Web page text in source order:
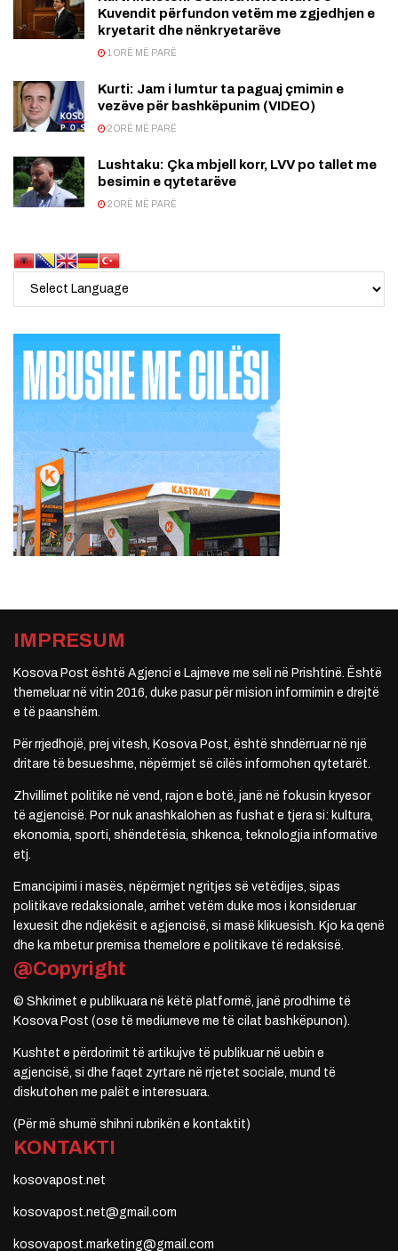
Kuvendit përfundon vetëm me zgjedhjen e
kryetarit dhe nënkryetarëve
1 ORË MË PARË
Kurti: Jam i lumtur ta paguaj çmimin e
vezëve për bashkëpunim (VIDEO)
2 ORË MË PARË
Lushtaku: Çka mbjell korr, LVV po tallet me
besimin e qytetarëve
2 ORË MË PARË
IMPRESUM
Kosova Post është Agjenci e Lajmeve me seli në Prishtinë. Është
themeluar në vitin 2016, duke pasur për mision informimin e drejtë
e të paanshëm.
Për rrjedhojë, prej vitesh, Kosova Post, është shndërruar në një
dritare të besueshme, nëpërmjet së cilës informohen qytetarët.
Zhvillimet politike në vend, rajon e botë, janë në fokusin kryesor
të agjencisë. Por nuk anashkalohen as fushat e tjera si: kultura,
ekonomia, sporti, shëndetësia, shkenca, teknologjia informative
etj.
Emancipimi i masës, nëpërmjet ngritjes së vetëdijes, sipas
politikave redaksionale, arrihet vetëm duke mos i konsideruar
lexuesit dhe ndjekësit e agjencisë, si masë klikuesish. Kjo ka qenë
dhe ka mbetur premisa themelore e politikave të redaksisë.
@Copyright
© Shkrimet e publikuara në këtë platformë, janë prodhime të
Kosova Post (ose të mediumeve me të cilat bashkëpunon).
Kushtet e përdorimit të artikujve të publikuar në uebin e
agjencisë, si dhe faqet zyrtare në rrjetet sociale, mund të
diskutohen me palët e interesuara.
(Për më shumë shihni rubrikën e kontaktit)
KONTAKTI
kosovapost.net
kosovapost.net@gmail.com
kosovapost.marketing@gmail.com